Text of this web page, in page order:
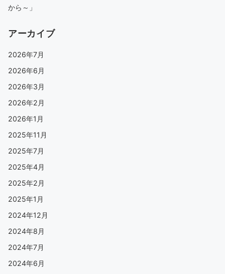
から～」
アーカイブ
2026年7月
2026年6月
2026年3月
2026年2月
2026年1月
2025年11月
2025年7月
2025年4月
2025年2月
2025年1月
2024年12月
2024年8月
2024年7月
2024年6月